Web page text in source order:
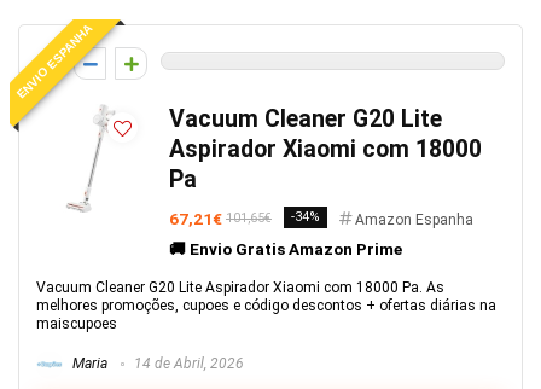
ENVIO ESPANHA
0
Vacuum Cleaner G20 Lite
Aspirador Xiaomi com 18000
Pa
67,21€ 101,65€ -34% Amazon Espanha
🚚 Envio Gratis Amazon Prime
Vacuum Cleaner G20 Lite Aspirador Xiaomi com 18000 Pa. As
melhores promoções, cupoes e código descontos + ofertas diárias na
maiscupoes
Maria 14 de Abril, 2026